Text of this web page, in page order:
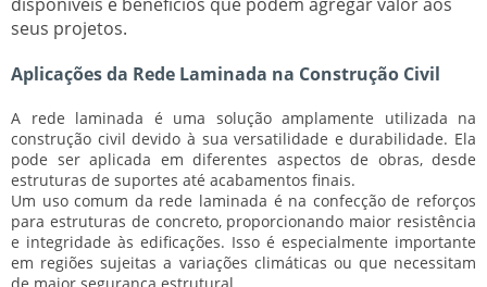
seus projetos.
Aplicações da Rede Laminada na Construção Civil
A rede laminada é uma solução amplamente utilizada na
construção civil devido à suaversatilidade edurabilidade. Ela
pode ser aplicada em diferentes aspectos de obras, desde
estruturas de suportes até acabamentos finais.
Um uso comum da rede laminada é na confecção de reforços
para estruturas de concreto, proporcionando maior resistência
e integridade às edificações. Isso é especialmente importante
em regiões sujeitas a variações climáticas ou que necessitam